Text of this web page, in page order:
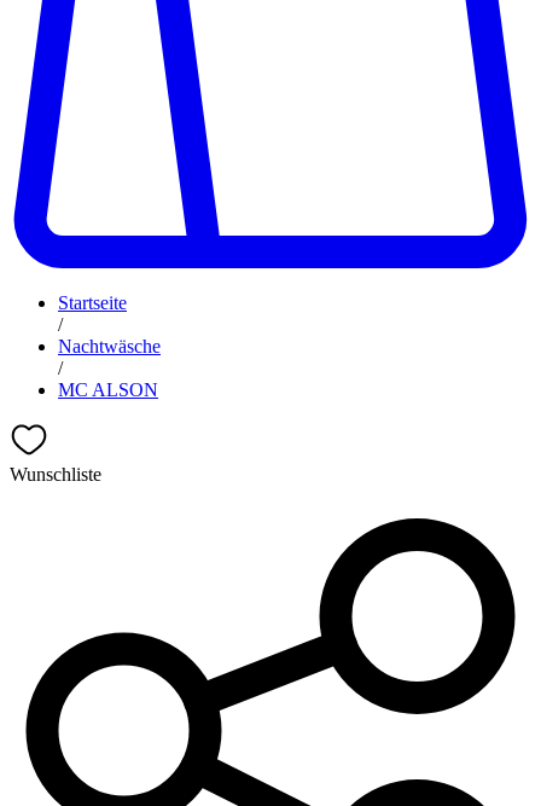
Startseite
/
Nachtwäsche
/
MC ALSON
Wunschliste